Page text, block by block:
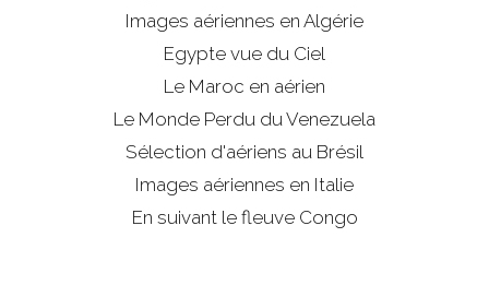
Images aériennes en Algérie
Egypte vue du Ciel
Le Maroc en aérien
Le Monde Perdu du Venezuela
Sélection d'aériens au Brésil
Images aériennes en Italie
En suivant le fleuve Congo